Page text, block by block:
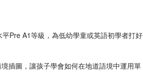
Pre A1等級，為低幼學童或英語初學者打好
插圖，讓孩子學會如何在地道語境中運用單